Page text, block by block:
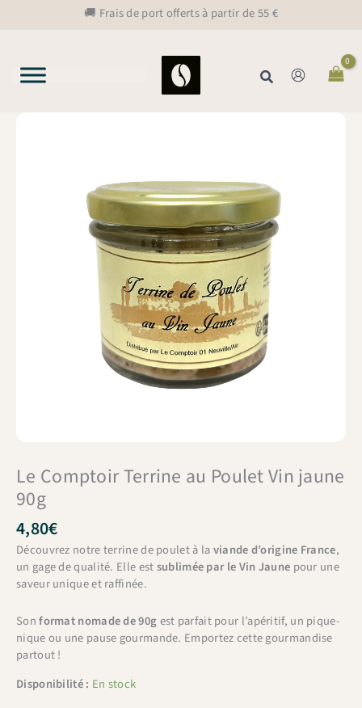
🚚 Frais de port offerts à partir de 55 €
Rechercher
Le Comptoir Terrine au Poulet Vin jaune
90g
4,80€
Découvrez notre terrine de poulet à laviande d’origine France,
un gage de qualité. Elle estsublimée par le Vin Jaune pour une
saveur unique et raffinée.
Sonformat nomade de 90gest parfait pour l’apéritif, un pique-
nique ou une pause gourmande. Emportez cette gourmandise
partout !
Disponibilité : En stock